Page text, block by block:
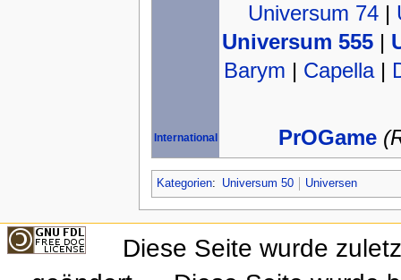
Universum 74|
Universum 555 |
Barym | Capella|
International PrOGame
Kategorien: Universum 50 Universen
Diese Seite wurde